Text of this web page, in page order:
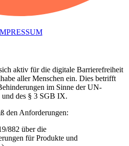
aktiv für die digitale Barrierefreiheit
aller Menschen ein. Dies betrifft
im Sinne der UN-
und des § 3 SGB IX.
den Anforderungen:
882 über die
für Produkte und